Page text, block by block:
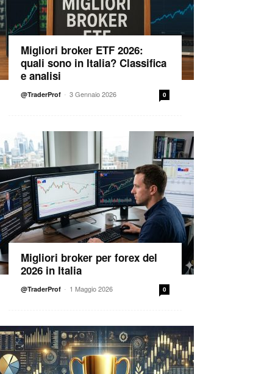
Migliori broker ETF 2026:
quali sono in Italia? Classifica
e analisi
@TraderProf - 3 Gennaio 2026 0
Migliori broker per forex del
2026 in Italia
@TraderProf - 1 Maggio 2026 0